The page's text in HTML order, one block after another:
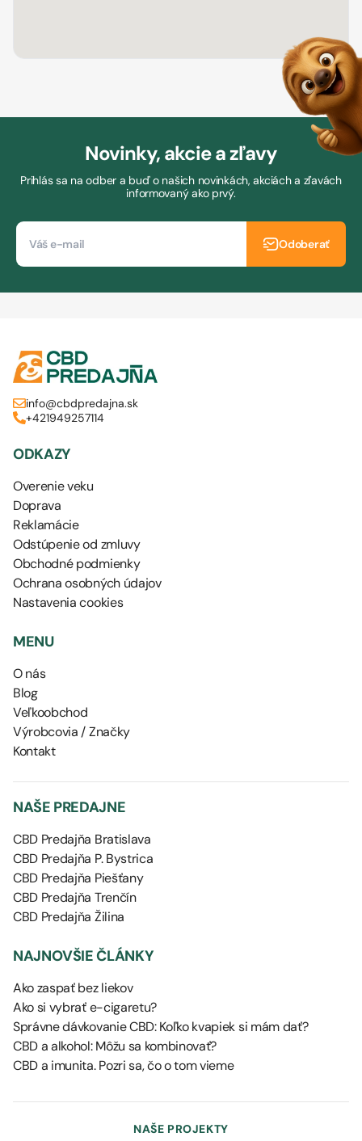
Novinky, akcie a zľavy
Prihlás sa na odber a buď o našich novinkách, akciách a zľavách
informovaný ako prvý.
Odoberať
info@cbdpredajna.sk
+421949257114
ODKAZY
Overenie veku
Doprava
Reklamácie
Odstúpenie od zmluvy
Obchodné podmienky
Ochrana osobných údajov
Nastavenia cookies
MENU
O nás
Blog
Veľkoobchod
Výrobcovia / Značky
Kontakt
NAŠE PREDAJNE
CBD Predajňa Bratislava
CBD Predajňa P. Bystrica
CBD Predajňa Piešťany
CBD Predajňa Trenčín
CBD Predajňa Žilina
NAJNOVŠIE ČLÁNKY
Ako zaspať bez liekov
Ako si vybrať e-cigaretu?
Správne dávkovanie CBD: Koľko kvapiek si mám dať?
CBD a alkohol: Môžu sa kombinovať?
CBD a imunita. Pozri sa, čo o tom vieme
NAŠE PROJEKTY